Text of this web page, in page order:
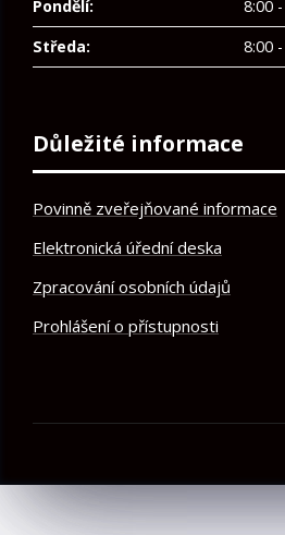
Pondělí:
8:00
Středa:
8:00
Důležité informace
Povinně zveřejňované informace
Elektronická úřední deska
Zpracování osobních údajů
Prohlášení o přístupnosti